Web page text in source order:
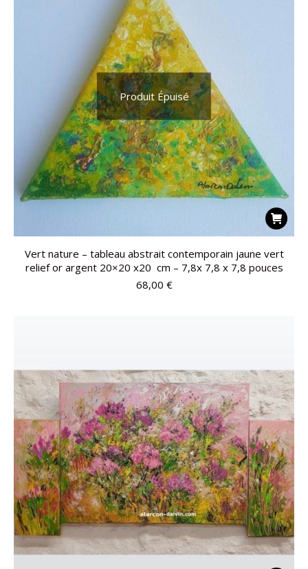
Produit Épuisé
Vert nature – tableau abstrait contemporain jaune vert
relief or argent 20×20 x20 cm – 7,8x 7,8 x 7,8 pouces
68,00 €